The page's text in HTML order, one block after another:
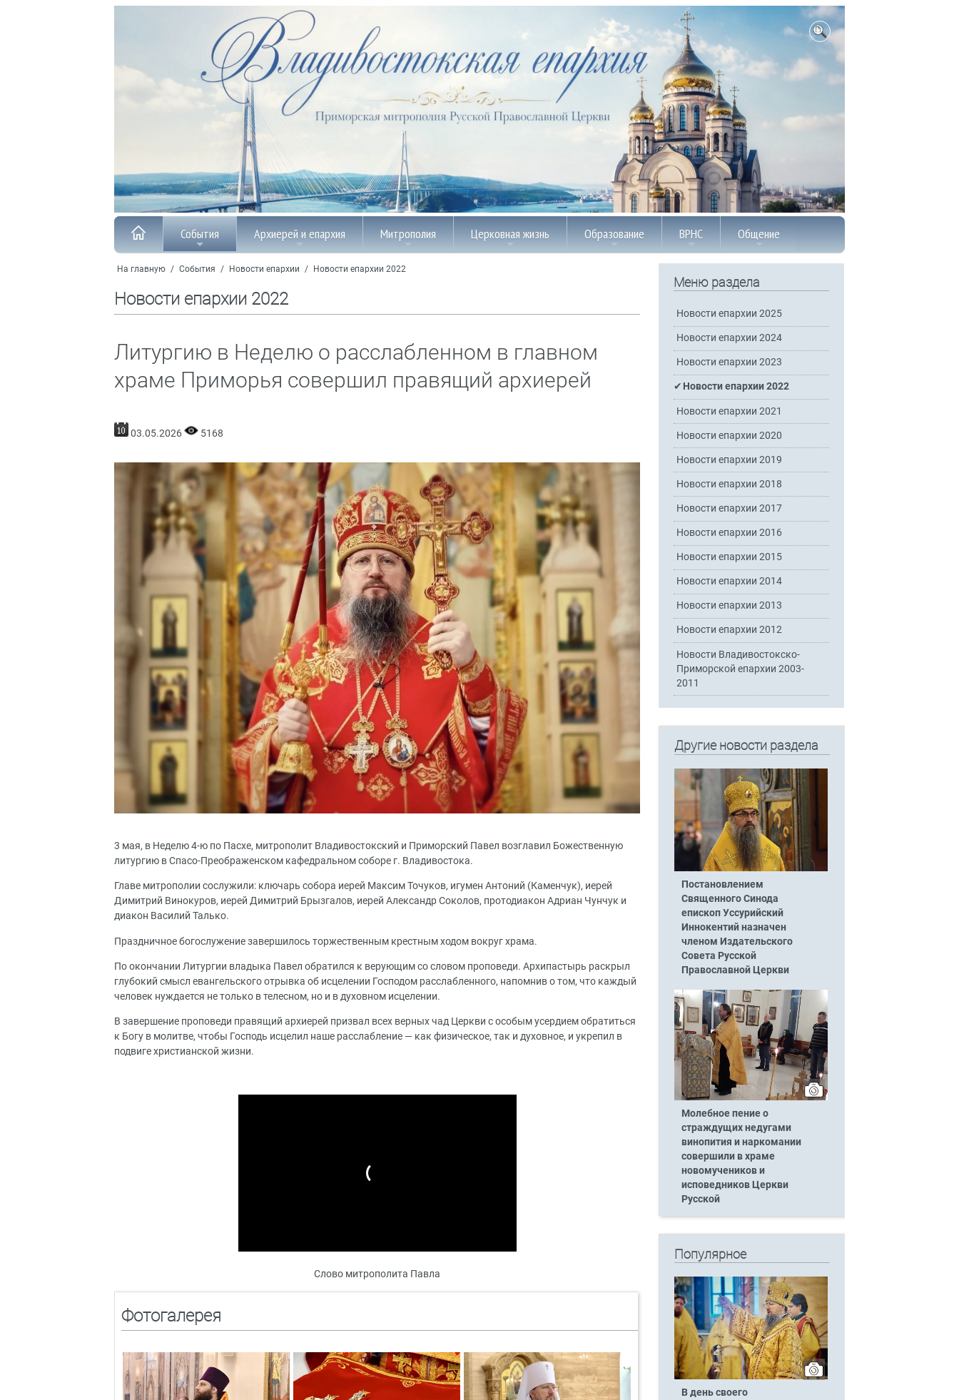
События Архиерей и епархия Митрополия Церковная жизнь Образование ВРНС Общение
На главную / События / Новости епархии / Новости епархии 2022
Новости епархии 2022
Литургию в Неделю о расслабленном в главном
храме Приморья совершил правящий архиерей
03.05.2026 5168
3 мая, в Неделю 4-ю по Пасхе, митрополит Владивостокский и Приморский Павел возглавил Божественную
литургию в Спасо-Преображенском кафедральном соборе г. Владивостока.
Главе митрополии сослужили: ключарь собора иерей Максим Точуков, игумен Антоний (Каменчук), иерей
Димитрий Винокуров, иерей Димитрий Брызгалов, иерей Александр Соколов, протодиакон Адриан Чунчук и
диакон Василий Талько.
Праздничное богослужение завершилось торжественным крестным ходом вокруг храма.
По окончании Литургии владыка Павел обратился к верующим со словом проповеди. Архипастырь раскрыл
глубокий смысл евангельского отрывка об исцелении Господом расслабленного, напомнив о том, что каждый
человек нуждается не только в телесном, но и в духовном исцелении.
В завершение проповеди правящий архиерей призвал всех верных чад Церкви с особым усердием обратиться
к Богу в молитве, чтобы Господь исцелил наше расслабление — как физическое, так и духовное, и укрепил в
подвиге христианской жизни.
Слово митрополита Павла
Фотогалерея
Меню раздела
Новости епархии 2025
Новости епархии 2024
Новости епархии 2023
Новости епархии 2022
Новости епархии 2021
Новости епархии 2020
Новости епархии 2019
Новости епархии 2018
Новости епархии 2017
Новости епархии 2016
Новости епархии 2015
Новости епархии 2014
Новости епархии 2013
Новости епархии 2012
Новости Владивостокско-
Приморской епархии 2003-
2011
Другие новости раздела
Постановлением
Священного Синода
епископ Уссурийский
Иннокентий назначен
членом Издательского
Совета Русской
Православной Церкви
Молебное пение о
страждущих недугами
винопития и наркомании
совершили в храме
новомучеников и
исповедников Церкви
Русской
Популярное
В день своего